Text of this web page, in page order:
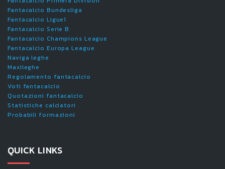
Fantacalcio Bundesliga
Fantacalcio Ligue1
Fantacalcio Serie B
Fantacalcio Champions League
Fantacalcio Europa League
Naviga leghe
Maxileghe
Regolamento fantacalcio
Voti fantacalcio
Quotazioni fantacalcio
Statistiche calciatori
Probabili formazioni
QUICK LINKS